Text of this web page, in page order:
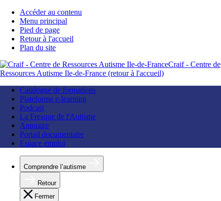
Accéder au contenu
Menu principal
Pied de page
Retour à l'accueil
Plan du site
Craif - Centre de
Ressources Autisme Ile-de-France (retour à l'accueil)
Catalogue de formations
Plateforme e-learning
Podcast
La Fresque de l'Autisme
Annuaire
Portail documentaire
Espace emploi
Comprendre l’autisme
Retour
Fermer